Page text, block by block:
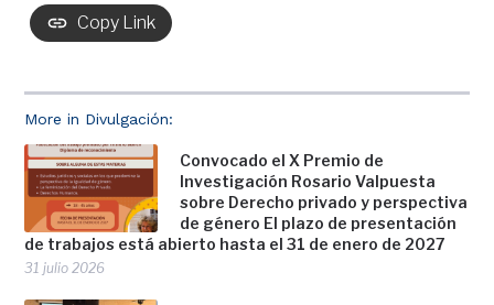
More in Divulgación:
Convocado el X Premio de
Investigación Rosario Valpuesta
sobre Derecho privado y perspectiva
de género El plazo de presentación
de trabajos está abierto hasta el 31 de enero de 2027
31 julio 2026
Copy Link